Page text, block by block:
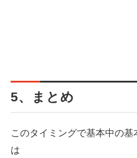
5、まとめ
このタイミングで基本中の
は